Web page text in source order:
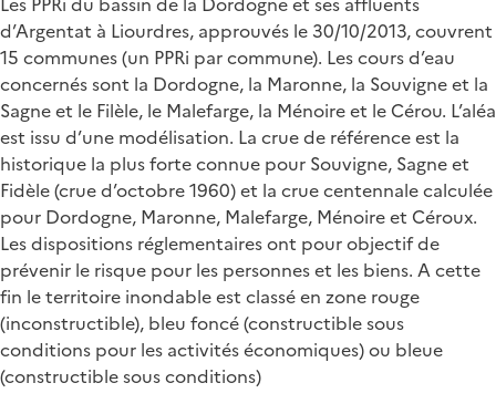
d’Argentat à Liourdres, approuvés le 30/10/2013, couvrent
15 communes (un PPRi par commune). Les cours d’eau
concernés sont la Dordogne, la Maronne, la Souvigne et la
Sagne et le Filèle, le Malefarge, la Ménoire et le Cérou. L’aléa
est issu d’une modélisation. La crue de référence est la
historique la plus forte connue pour Souvigne, Sagne et
Fidèle (crue d’octobre 1960) et la crue centennale calculée
pour Dordogne, Maronne, Malefarge, Ménoire et Céroux.
Les dispositions réglementaires ont pour objectif de
prévenir le risque pour les personnes et les biens. A cette
fin le territoire inondable est classé en zone rouge
(inconstructible), bleu foncé (constructible sous
conditions pour les activités économiques) ou bleue
(constructible sous conditions)